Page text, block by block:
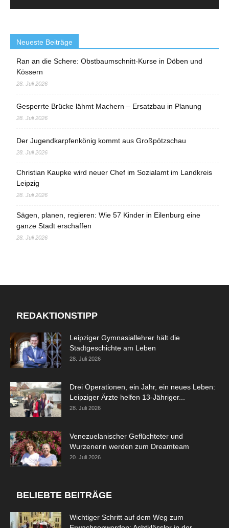
Neueste Beiträge
Ran an die Schere: Obstbaumschnitt-Kurse in Döben und
Kössern
28. Juli 2026
Gesperrte Brücke lähmt Machern – Ersatzbau in Planung
28. Juli 2026
Der Jugendkarpfenkönig kommt aus Großpötzschau
28. Juli 2026
Christian Kaupke wird neuer Chef im Sozialamt im Landkreis
Leipzig
28. Juli 2026
Sägen, planen, regieren: Wie 57 Kinder in Eilenburg eine
ganze Stadt erschaffen
28. Juli 2026
REDAKTIONSTIPP
Leipziger Gymnasiallehrer hält die
Stadtgeschichte am Leben
28. Juli 2026
Drei Operationen, ein Jahr, ein neues Leben:
Leipziger Ärzte helfen 13-Jähriger...
28. Juli 2026
Venezuelanischer Geflüchteter und
Wurzenerin werden zum Dreamteam
20. Juli 2026
BELIEBTE BEITRÄGE
Wichtiger Schritt auf dem Weg zum